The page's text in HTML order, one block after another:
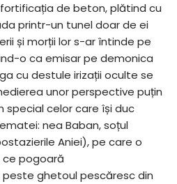
de beton, plătind cu
printr-un tunel doar de ei
și morții lor s-ar întinde pe
o ca emisar pe demonica
cu destule irizații oculte se
unor perspective puțin
special celor care își duc
nea Baban, soțul
Aniei), pe care o
pogoară
ghetoul pescăresc din